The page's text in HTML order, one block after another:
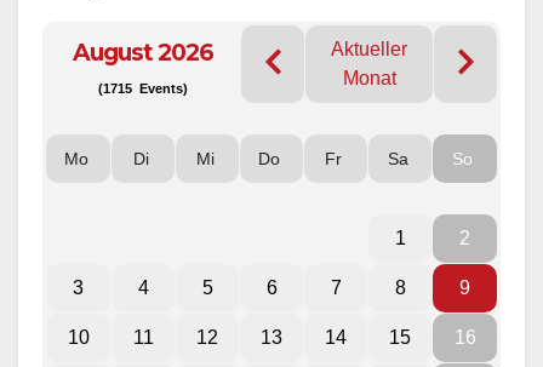
August 2026
(1715 Events)
Aktueller
Monat
Mo Di Mi Do Fr Sa So
1 2
3 4 5 6 7 8 9
10 11 12 13 14 15 16